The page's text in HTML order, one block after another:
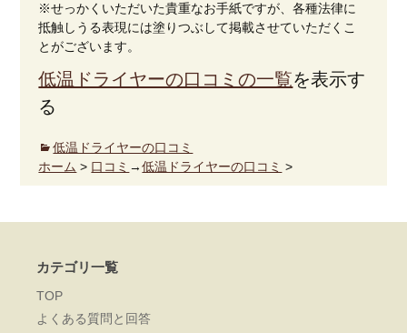
※せっかくいただいた貴重なお手紙ですが、各種法律に
抵触しうる表現には塗りつぶして掲載させていただくこ
とがございます。
低温ドライヤーの口コミの一覧を表示す
る
低温ドライヤーの口コミ
ホーム > 口コミ →低温ドライヤーの口コミ >
カテゴリ一覧
TOP
よくある質問と回答